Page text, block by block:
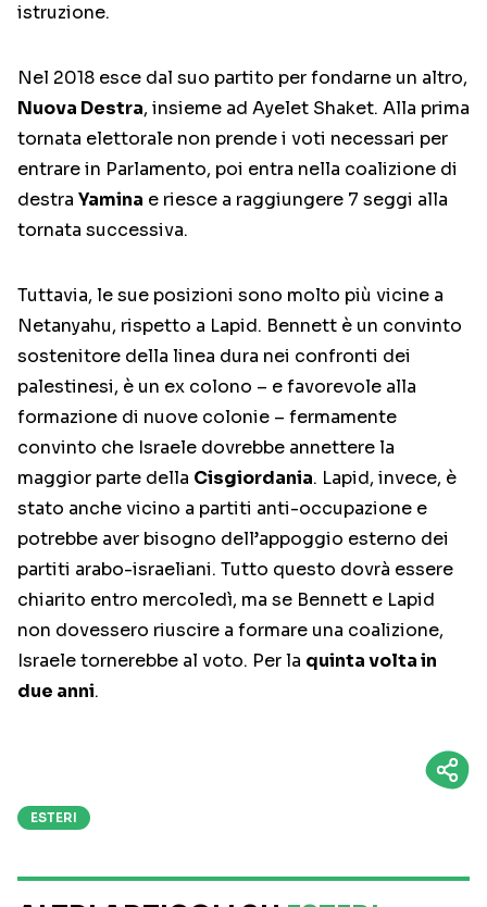
istruzione.
Nel 2018 esce dal suo partito per fondarne un altro,
Nuova Destra, insieme ad Ayelet Shaket. Alla prima
tornata elettorale non prende i voti necessari per
entrare in Parlamento, poi entra nella coalizione di
destra Yamina e riesce a raggiungere 7 seggi alla
tornata successiva.
Tuttavia, le sue posizioni sono molto più vicine a
Netanyahu, rispetto a Lapid. Bennett è un convinto
sostenitore della linea dura nei confronti dei
palestinesi, è un ex colono – e favorevole alla
formazione di nuove colonie – fermamente
convinto che Israele dovrebbe annettere la
maggior parte della Cisgiordania. Lapid, invece, è
stato anche vicino a partiti anti-occupazione e
potrebbe aver bisogno dell’appoggio esterno dei
partiti arabo-israeliani. Tutto questo dovrà essere
chiarito entro mercoledì, ma se Bennett e Lapid
non dovessero riuscire a formare una coalizione,
Israele tornerebbe al voto. Per la quinta volta in
due anni.
ESTERI